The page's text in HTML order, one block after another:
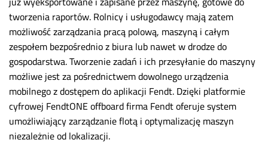
tworzenia raportów. Rolnicy i usługodawcy mają zatem
możliwość zarządzania pracą polową, maszyną i całym
zespołem bezpośrednio z biura lub nawet w drodze do
gospodarstwa. Tworzenie zadań i ich przesyłanie do maszyny
możliwe jest za pośrednictwem dowolnego urządzenia
mobilnego z dostępem do aplikacji Fendt. Dzięki platformie
cyfrowej FendtONE offboard firma Fendt oferuje system
umożliwiający zarządzanie flotą i optymalizację maszyn
niezależnie od lokalizacji.